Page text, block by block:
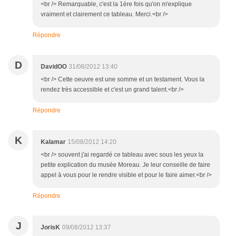
<br /> Remarquable, c'est la 1ère fois qu'on m'explique
vraiment et clairement ce tableau. Merci.<br />
Répondre
D DavidOO 31/08/2012 13:40
<br /> Cette oeuvre est une somme et un testament. Vous la
rendez très accessible et c'est un grand talent.<br />
Répondre
K Kalamar 15/08/2012 14:20
<br /> souvent j'ai regardé ce tableau avec sous les yeux la
petite explication du musée Moreau. Je leur conseille de faire
appel à vous pour le rendre visible et pour le faire aimer.<br />
Répondre
J JorisK 09/08/2012 13:37